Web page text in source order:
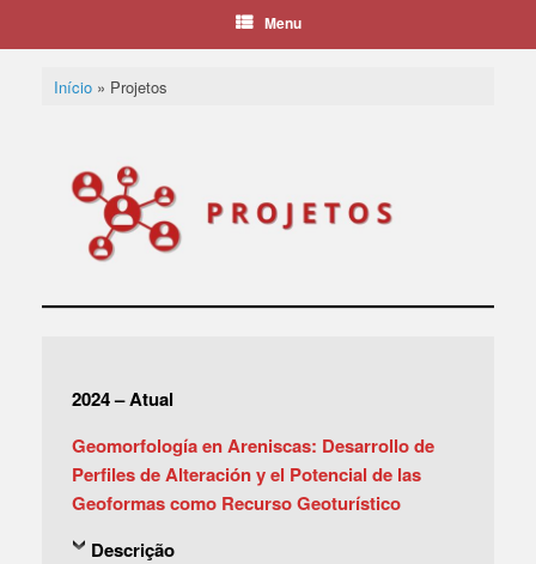
Menu
Início» Projetos
2024 – Atual
Geomorfología en Areniscas: Desarrollo de
Perfiles de Alteración y el Potencial de las
Geoformas como Recurso Geoturístico
Descrição